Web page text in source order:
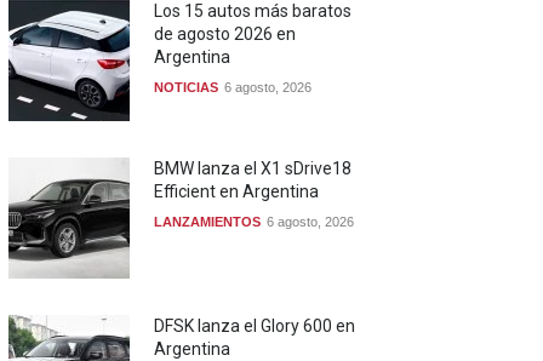
Los 15 autos más baratos
de agosto 2026 en
Argentina
NOTICIAS 6 agosto, 2026
BMW lanza el X1 sDrive18
Efficient en Argentina
LANZAMIENTOS 6 agosto, 2026
DFSK lanza el Glory 600 en
Argentina